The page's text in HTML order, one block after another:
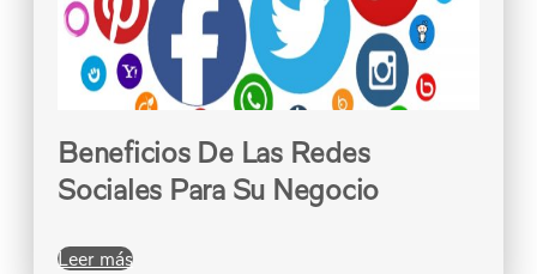
Beneficios De Las Redes
Sociales Para Su Negocio
Leer más